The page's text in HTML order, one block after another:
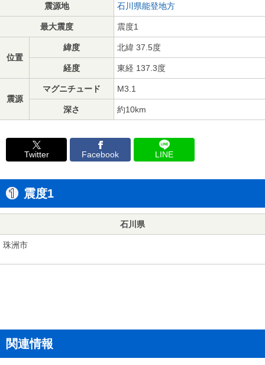
震源地 石川県能登地方
最大震度 震度1
位置
緯度 北緯 37.5度
経度 東経 137.3度
震源
マグニチュード M3.1
深さ 約10km
Twitter Facebook LINE
震度1
石川県
珠洲市
関連情報